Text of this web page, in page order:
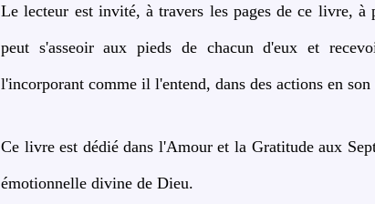
Le lecteur est invité, à travers les pages de ce livre, à
peut s'asseoir aux pieds de chacun d'eux et
l'incorporant comme il l'entend, dans des actions en son
Ce livre est dédié dans l'Amour et la Gratitude aux
émotionnelle divine de Dieu.